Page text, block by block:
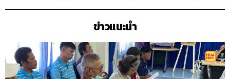
ข่าวแนะนำ